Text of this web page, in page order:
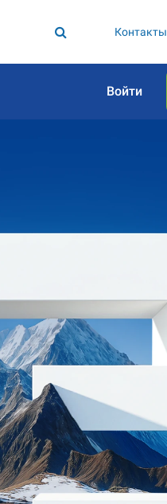
Контакты
Войти